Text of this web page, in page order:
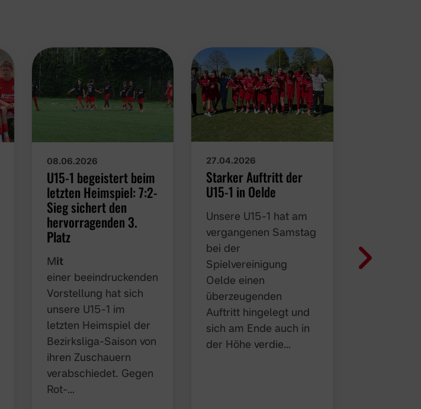
08.06.2026
U15-1 begeistert beim
letzten Heimspiel: 7:2-
Sieg sichert den
hervorragenden 3.
Platz
Mit
einer beeindruckenden
Vorstellung hat sich
unsere U15-1 im
letzten Heimspiel der
Bezirksliga-Saison von
ihren Zuschauern
verabschiedet. Gegen
Rot-…
27.04.2026
Starker Auftritt der
U15-1 in Oelde
Unsere U15-1 hat am
vergangenen Samstag
bei der
Spielvereinigung
Oelde einen
überzeugenden Auftritt
hingelegt und sich am
Ende auch in der Höhe
verdie…